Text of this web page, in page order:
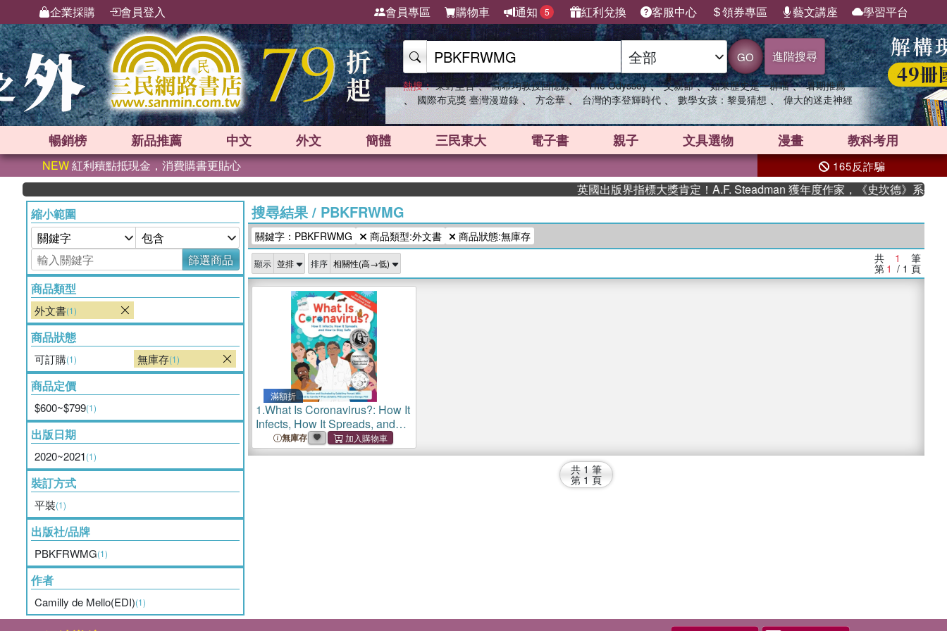
企業採購 會員登入 會員專區 購物車 通知 5 紅利兌換 客服中心 領券專區 藝文講座 學習平台
GO 進階搜尋
熱搜： 東野圭吾 、 高希均教授回憶錄 、 The Odyssey 、 父親節 、 如果歷史是一群喵 、 暑期推薦
、 國際布克獎 臺灣漫遊錄 、 方念華 、 台灣的李登輝時代 、 數學女孩：黎曼猜想 、 偉大的迷走神經
暢銷榜 新品推薦 中文 外文 簡體 三民東大 電子書 親子 文具選物 漫畫 教科考用
NEW紅利積點抵現金，消費購書更貼心 165反詐騙
英國出版界指標大獎肯定！A.F. Steadman 獲年度作家，《史坎德》系列帶你
縮小範圍
篩選商品
商品類型
外文書(1)
商品狀態
可訂購(1) 無庫存(1)
商品定價
$600~$799(1)
出版日期
2020~2021(1)
裝訂方式
平裝(1)
出版社/品牌
PBKFRWMG(1)
作者
Camilly de Mello(EDI)(1)
搜尋結果/ PBKFRWMG
關鍵字：PBKFRWMG 商品類型:外文書 商品狀態:無庫存
顯示 排序 共 1 筆
第 1 / 1 頁
滿額折
1.What Is Coronavirus?: How It
Infects, How It Spreads, and
How to Stay Safe
無庫存
共 1 筆
第 1 頁